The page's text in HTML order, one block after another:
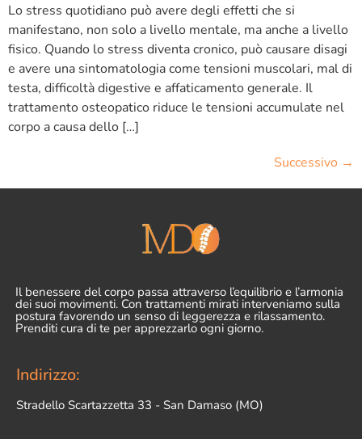
Lo stress quotidiano può avere degli effetti che si
manifestano, non solo a livello mentale, ma anche a livello
fisico. Quando lo stress diventa cronico, può causare disagi
e avere una sintomatologia come tensioni muscolari, mal di
testa, difficoltà digestive e affaticamento generale. Il
trattamento osteopatico riduce le tensioni accumulate nel
corpo a causa dello […]
Successivo →
Il benessere del corpo passa attraverso l’equilibrio e l’armonia
dei suoi movimenti. Con trattamenti mirati interveniamo sulla
postura favorendo un senso di leggerezza e rilassamento.
Prenditi cura di te per apprezzarlo ogni giorno.
Indirizzo:
Stradello Scartazzetta 33 - San Damaso (MO)